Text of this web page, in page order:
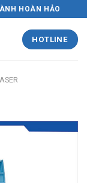
HOÀN HẢO
HOTLINE